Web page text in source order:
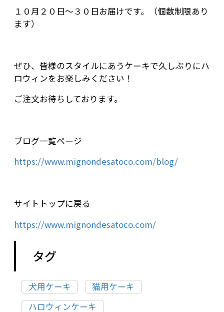
１０月２０日～３０日お届けです。（個数制限あり
ます）
ぜひ、皆様のスタイルにあうケーキで久しぶりにハ
ロウィンをお楽しみください！
ご注文お待ちしております。
ブログ一覧ページ
https://www.mignondesatoco.com/blog/
サイトトップに戻る
https://www.mignondesatoco.com/
タグ
犬用ケーキ
猫用ケーキ
ハロウィンケーキ